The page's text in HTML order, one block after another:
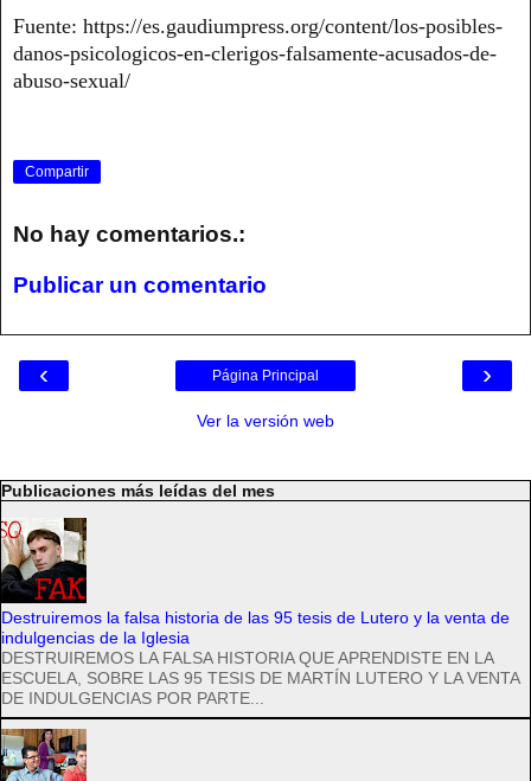
Fuente: https://es.gaudiumpress.org/content/los-posibles-
danos-psicologicos-en-clerigos-falsamente-acusados-de-
abuso-sexual/
Compartir
No hay comentarios.:
Publicar un comentario
‹ ›
Página Principal
Ver la versión web
Publicaciones más leídas del mes
Destruiremos la falsa historia de las 95 tesis de Lutero y la venta de
indulgencias de la Iglesia
DESTRUIREMOS LA FALSA HISTORIA QUE APRENDISTE EN LA
ESCUELA, SOBRE LAS 95 TESIS DE MARTÍN LUTERO Y LA VENTA
DE INDULGENCIAS POR PARTE...